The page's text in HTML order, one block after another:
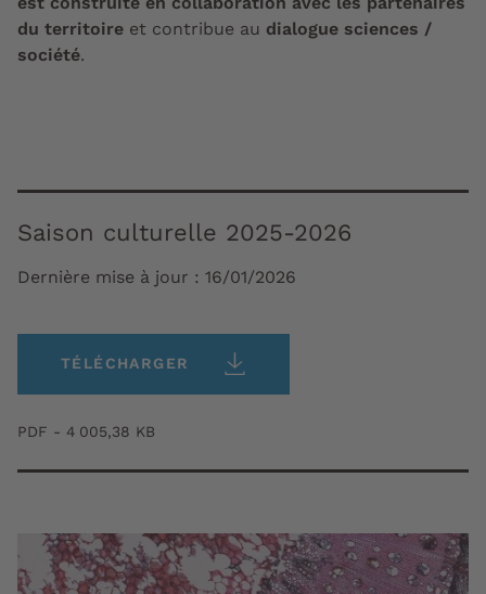
du territoire et contribue au dialogue sciences /
société.
Saison culturelle 2025-2026
Dernière mise à jour : 16/01/2026
TÉLÉCHARGER
PDF - 4 005,38 KB